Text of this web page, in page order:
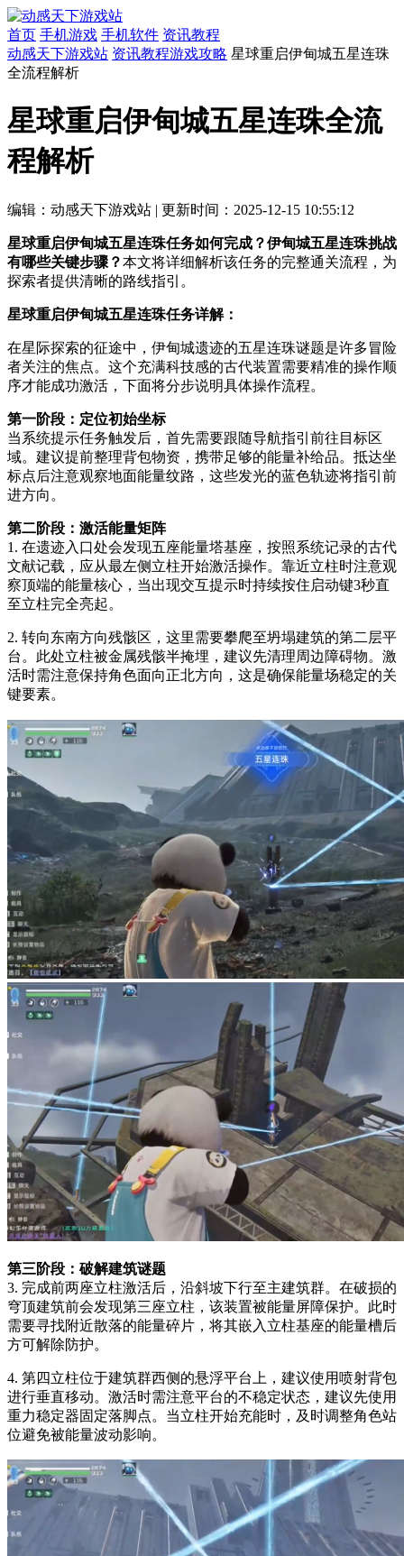
首页 手机游戏 手机软件 资讯教程
动感天下游戏站 资讯教程游戏攻略 星球重启伊甸城五星连珠
全流程解析
星球重启伊甸城五星连珠全流
程解析
编辑：动感天下游戏站 | 更新时间：2025-12-15 10:55:12
星球重启伊甸城五星连珠任务如何完成？伊甸城五星连珠挑战
有哪些关键步骤？本文将详细解析该任务的完整通关流程，为
探索者提供清晰的路线指引。
星球重启伊甸城五星连珠任务详解：
在星际探索的征途中，伊甸城遗迹的五星连珠谜题是许多冒险
者关注的焦点。这个充满科技感的古代装置需要精准的操作顺
序才能成功激活，下面将分步说明具体操作流程。
第一阶段：定位初始坐标
当系统提示任务触发后，首先需要跟随导航指引前往目标区
域。建议提前整理背包物资，携带足够的能量补给品。抵达坐
标点后注意观察地面能量纹路，这些发光的蓝色轨迹将指引前
进方向。
第二阶段：激活能量矩阵
1. 在遗迹入口处会发现五座能量塔基座，按照系统记录的古代
文献记载，应从最左侧立柱开始激活操作。靠近立柱时注意观
察顶端的能量核心，当出现交互提示时持续按住启动键3秒直
至立柱完全亮起。
2. 转向东南方向残骸区，这里需要攀爬至坍塌建筑的第二层平
台。此处立柱被金属残骸半掩埋，建议先清理周边障碍物。激
活时需注意保持角色面向正北方向，这是确保能量场稳定的关
键要素。
第三阶段：破解建筑谜题
3. 完成前两座立柱激活后，沿斜坡下行至主建筑群。在破损的
穹顶建筑前会发现第三座立柱，该装置被能量屏障保护。此时
需要寻找附近散落的能量碎片，将其嵌入立柱基座的能量槽后
方可解除防护。
4. 第四立柱位于建筑群西侧的悬浮平台上，建议使用喷射背包
进行垂直移动。激活时需注意平台的不稳定状态，建议先使用
重力稳定器固定落脚点。当立柱开始充能时，及时调整角色站
位避免被能量波动影响。